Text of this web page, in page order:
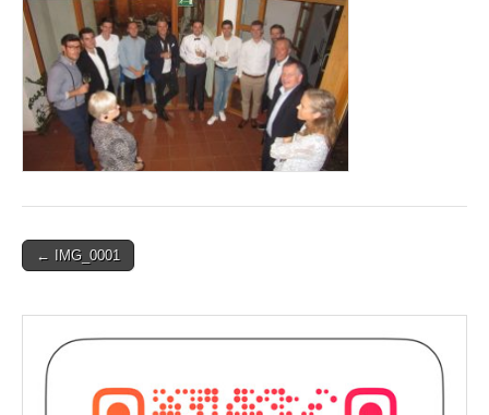
Post← IMG_0001